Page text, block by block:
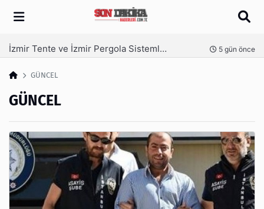
Arama
İzmir Tente ve İzmir Pergola Sistemleri ile Açık Alanlarınızı Dört Mevsim Kullanın 5 gün önce
GÜNCEL
GÜNCEL